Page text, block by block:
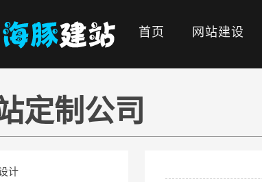
首页 网站建设
定制公司
计